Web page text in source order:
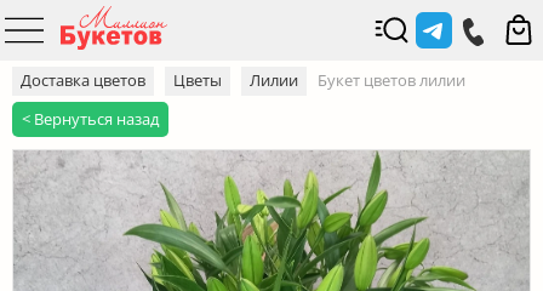
Доставка цветов Цветы Лилии
Букет цветов лилии
< Вернуться назад